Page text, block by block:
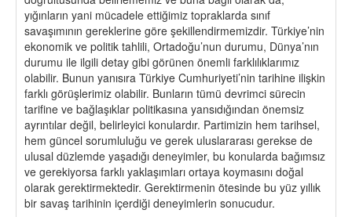
yığınların yani mücadele ettiğimiz topraklarda sınıf
savaşımının gereklerine göre şekillendirmemizdir. Türkiye’nin
ekonomik ve politik tahlili, Ortadoğu’nun durumu, Dünya’nın
durumu ile ilgili detay gibi görünen önemli farklılıklarımız
olabilir. Bunun yanısıra Türkiye Cumhuriyeti’nin tarihine ilişkin
farklı görüşlerimiz olabilir. Bunların tümü devrimci sürecin
tarifine ve bağlaşıklar politikasına yansıdığından önemsiz
ayrıntılar değil, belirleyici konulardır. Partimizin hem tarihsel,
hem güncel sorumluluğu ve gerek uluslararası gerekse de
ulusal düzlemde yaşadığı deneyimler, bu konularda bağımsız
ve gerekiyorsa farklı yaklaşımları ortaya koymasını doğal
olarak gerektirmektedir. Gerektirmenin ötesinde bu yüz yıllık
bir savaş tarihinin içerdiği deneyimlerin sonucudur.